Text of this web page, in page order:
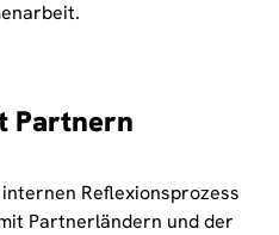
Partnern
Reflexionsprozess
Partnerländern und der